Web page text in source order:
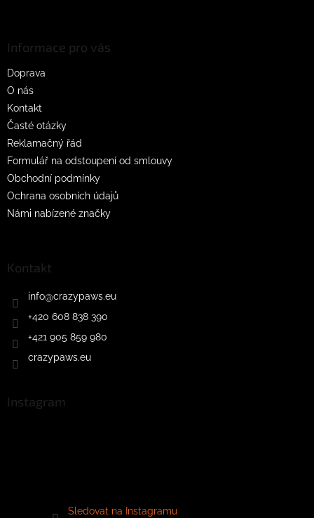
Informace pro vás
Doprava
O nás
Kontakt
Časté otázky
Reklamačný řád
Formulář na odstoupení od smlouvy
Obchodní podmínky
Ochrana osobních údajů
Námi nabízené značky
Kontakt
info@crazypaws.eu
+420 608 838 390
+421 905 859 980
crazypaws.eu
Instagram
Sledovat na Instagramu